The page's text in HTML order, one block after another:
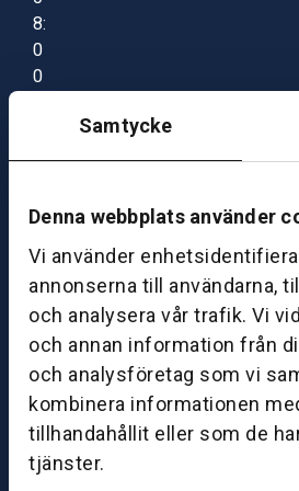
Samtycke
Denna webbplats använder
Vi använder
annonserna till användarna,
och analysera vår trafik. Vi
och annan information från
och analysföretag som vi
kombinera informationen
tillhandahållit eller som de
tjänster.
8:
0
0
7:
0
B
S
k
ö
v
d